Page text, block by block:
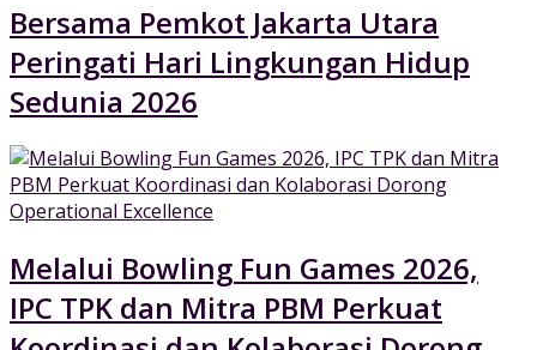
Bersama Pemkot Jakarta Utara
Peringati Hari Lingkungan Hidup
Sedunia 2026
Melalui Bowling Fun Games 2026,
IPC TPK dan Mitra PBM Perkuat